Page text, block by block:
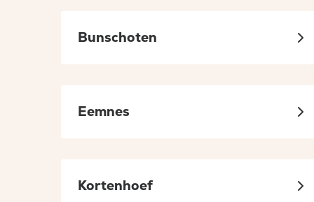
Bunschoten
Eemnes
Kortenhoef